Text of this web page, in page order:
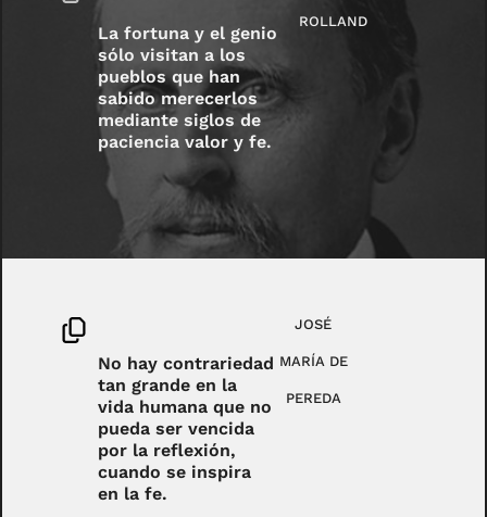
La fortuna y el genio
sólo visitan a los
pueblos que han
sabido merecerlos
mediante siglos de
paciencia valor y fe.
ROLLAND
No hay contrariedad
tan grande en la
vida humana que no
pueda ser vencida
por la reflexión,
cuando se inspira
en la fe.
JOSÉ
MARÍA DE
PEREDA